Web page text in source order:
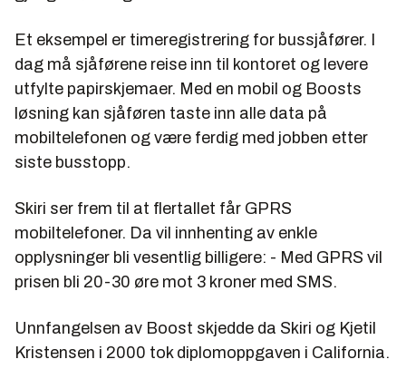
Et eksempel er timeregistrering for bussjåfører. I
dag må sjåførene reise inn til kontoret og levere
utfylte papirskjemaer. Med en mobil og Boosts
løsning kan sjåføren taste inn alle data på
mobiltelefonen og være ferdig med jobben etter
siste busstopp.
Skiri ser frem til at flertallet får GPRS
mobiltelefoner. Da vil innhenting av enkle
opplysninger bli vesentlig billigere: - Med GPRS vil
prisen bli 20-30 øre mot 3 kroner med SMS.
Unnfangelsen av Boost skjedde da Skiri og Kjetil
Kristensen i 2000 tok diplomoppgaven i California.